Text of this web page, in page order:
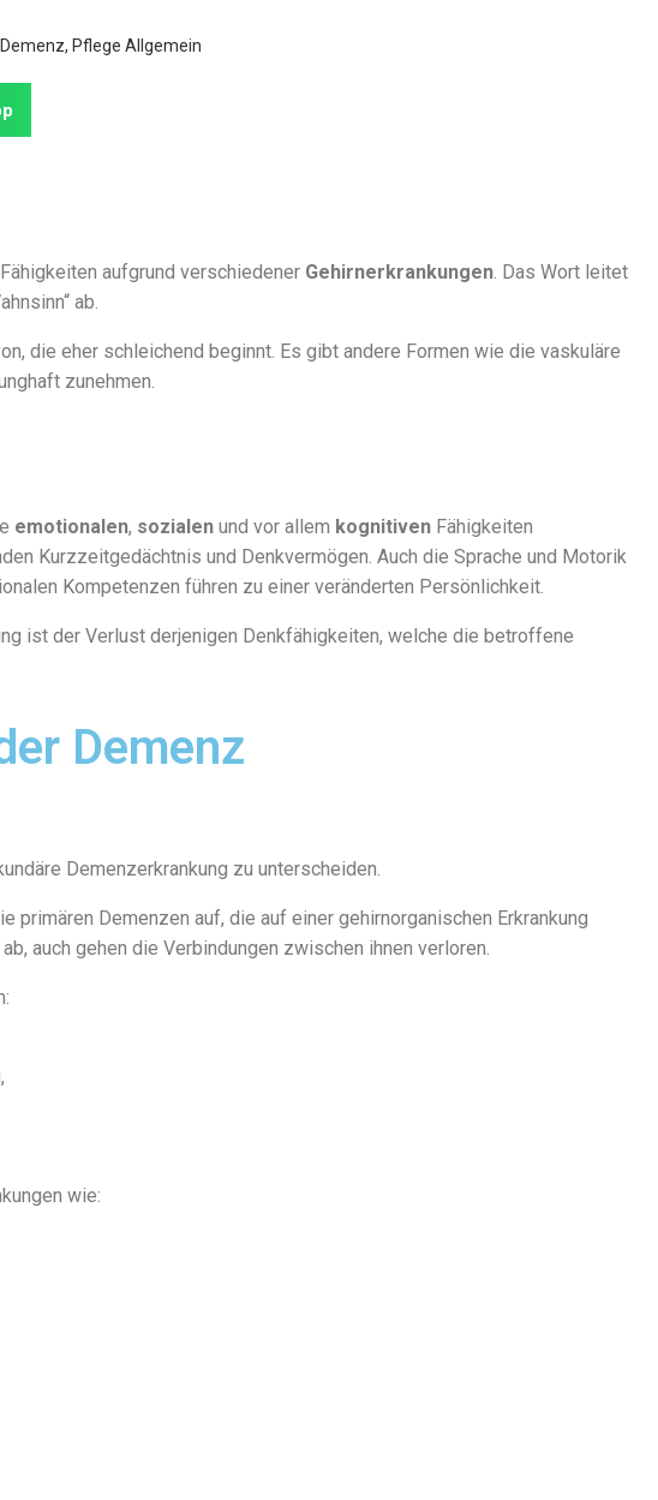
Demenz, Pflege Allgemein
aufgrund verschiedener Gehirnerkrankungen. Das Wort leitet
ab.
die eher schleichend beginnt. Es gibt andere Formen wie die vaskuläre
zunehmen.
emotionalen, sozialen und vor allem kognitiven Fähigkeiten
Kurzzeitgedächtnis und Denkvermögen. Auch die Sprache und Motorik
Kompetenzen führen zu einer veränderten Persönlichkeit.
ist der Verlust derjenigen Denkfähigkeiten, welche die betroffene
Demenz
Demenzerkrankung zu unterscheiden.
primären Demenzen auf, die auf einer gehirnorganischen Erkrankung
auch gehen die Verbindungen zwischen ihnen verloren.
wie: